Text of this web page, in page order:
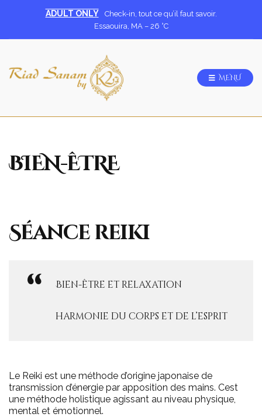
ADULT ONLY
Check-in, tout ce qu’il faut savoir.
Essaouira, MA– 26 C
MENU
BIEN-ÊTRE
Séance reiki
Bien-être et relaxation
harmonie du corps et de l’esprit
Le Reiki est une méthode d’origine japonaise de
transmission d’énergie par apposition des mains. Cest
une méthode holistique agissant au niveau physique,
mental et émotionnel.